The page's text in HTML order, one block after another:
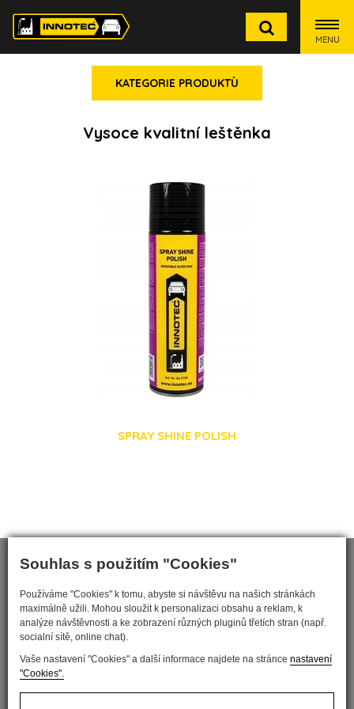
Souhlas s použitím "Cookies"
Používáme "Cookies" k tomu, abyste si návštěvu na našich stránkách
maximálně užili. Mohou sloužit k personalizaci obsahu a reklam, k
analýze návštěvnosti a ke zobrazení různých pluginů třetích stran (např.
socialní sítě, online chat).
Vaše nastavení "Cookies" a další informace najdete na stránce nastavení
"Cookies".
MENU
KATEGORIE PRODUKTÙ
Vysoce kvalitní leštěnka
SPRAY SHINE POLISH